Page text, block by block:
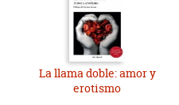
La llama doble: amor y
erotismo